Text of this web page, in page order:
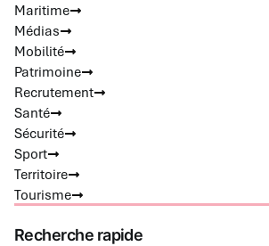
Maritime
Médias
Mobilité
Patrimoine
Recrutement
Santé
Sécurité
Sport
Territoire
Tourisme
Recherche rapide